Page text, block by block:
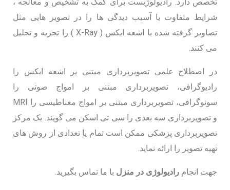
شرایط متفاوت یا آسیب دیدگی ها را در تصویر هایی مثل
تصاویر گرفته شده با اشعه ایکس ( X-Ray ) را تجزیه و تحلیل
می کنند.
در اصطلاح علمی تصویربرداری مبتنی بر اشعه ایکس را
رادیوگرافی، تصویربرداری مبتنی بر امواج صوتی را
سونوگرافی، تصویربرداری مبتنی بر امواج مغناطیسی را MRI
و تصویربرداری سه بعدی را سی تی اسکن می گویند. یک مرکز
تصویربرداری پزشکی ممکن است تمام یا تعدادی از روش های
تهیه تصویر را ارائه نماید.
جهت انجام رادیولوژی در منزل با ما تماس بگیرید.